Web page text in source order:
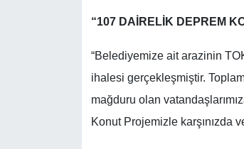
“107 DAİRELİK DEPREM
“Belediyemize ait arazinin
ihalesi gerçekleşmiştir.
mağduru olan
Konut Projemizle karşınızda